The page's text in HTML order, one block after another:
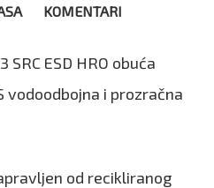
KOMENTARI
SRC ESD HRO obuća
vodoodbojna i prozračna
od recikliranog